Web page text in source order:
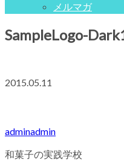
メルマガ
SampleLogo-
2015.05.11
adminadmin
和菓子の実践学校